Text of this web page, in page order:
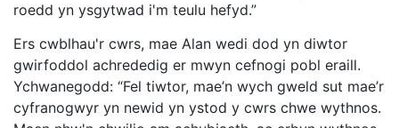
roedd yn ysgytwad i'm teulu hefyd.”
Ers cwblhau'r cwrs, mae Alan wedi dod yn diwtor
gwirfoddol achrededig er mwyn cefnogi pobl eraill.
Ychwanegodd: “Fel tiwtor, mae’n wych gweld sut mae’r
cyfranogwyr yn newid yn ystod y cwrs chwe wythnos.